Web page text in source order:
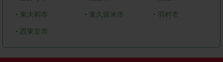
・ 東大和市 ・ 東久留米市 ・羽村市
・ 西東京市